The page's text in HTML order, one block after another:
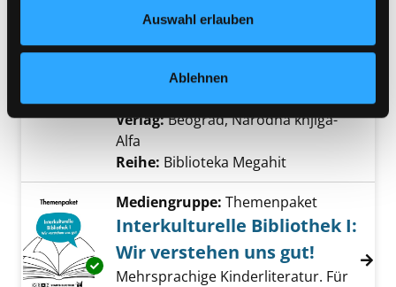
Auswahl erlauben
Ablehnen
Exemplar-Details von Medikus anzeigen
Mediengruppe:Belletristik
Medikus
Verfasser:Gordon, Noah
Verlag:Beograd, Narodna knjiga-
Alfa
Reihe: Biblioteka Megahit
Exemplar-Details von Interkulturelle
Mediengruppe: Themenpaket
Interkulturelle Bibliothek I:
Wir verstehen uns gut!
Mehrsprachige Kinderliteratur. Für